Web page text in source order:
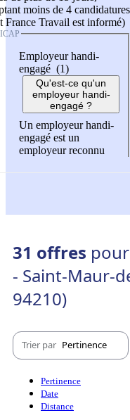
moins de 4 candidatures
France Travail est informé)
Employeur handi-
engagé (1)
Qu'est-ce qu'un
employeur handi-
engagé ?
Un employeur handi-
engagé est un
employeur reconnu
31 offres
- Saint-Maur-
94210)
Trier par Pertinence
Pertinence
Date
Distance